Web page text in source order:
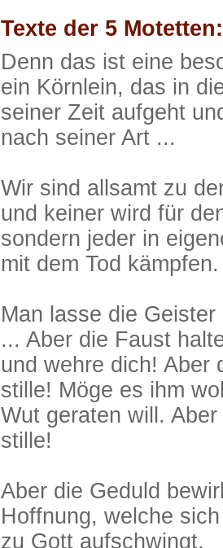
Texte der 5 Motetten:
Denn das ist eine
ein Körnlein, das in
seiner Zeit aufgeht
nach seiner Art ...
Wir sind allsamt zu
und keiner wird für
sondern jeder in
mit dem Tod kämpfen.
Man lasse die
... Aber die Faust
und wehre dich! Aber
stille! Möge es ihm
Wut geraten will.
stille!
Aber die Geduld
Hoffnung, welche
zu Gott aufschwingt.